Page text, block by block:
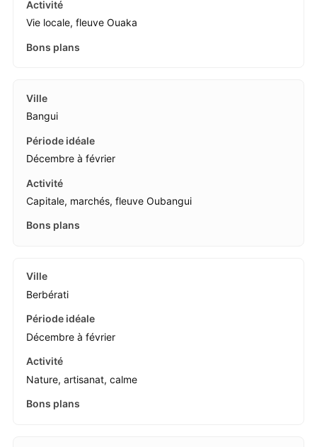
Vie locale, fleuve Ouaka
Bangui
Décembre à février
Capitale, marchés, fleuve Oubangui
Berbérati
Décembre à février
Nature, artisanat, calme